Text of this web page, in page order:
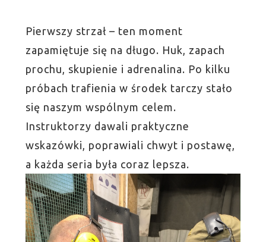
Pierwszy strzał – ten moment
zapamiętuje się na długo. Huk, zapach
prochu, skupienie i adrenalina. Po kilku
próbach trafienia w środek tarczy stało
się naszym wspólnym celem.
Instruktorzy dawali praktyczne
wskazówki, poprawiali chwyt i postawę,
a każda seria była coraz lepsza.